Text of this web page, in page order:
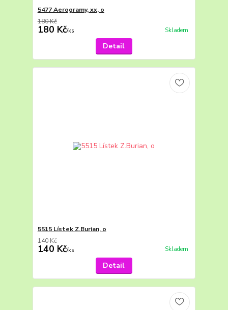
5477 Aerogramy, xx, o
180 Kč
180 Kč/ks Skladem
Detail
5515 Lístek Z.Burian, o
140 Kč
140 Kč/ks Skladem
Detail